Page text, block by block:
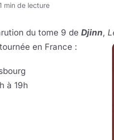
min de lecture
du tome 9 de Djinn,
en France :
à 19h